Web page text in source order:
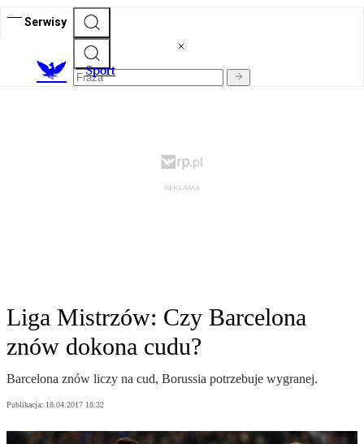
Serwisy
Sport
Liga Mistrzów: Czy Barcelona
znów dokona cudu?
Barcelona znów liczy na cud, Borussia potrzebuje wygranej.
Publikacja: 18.04.2017 18:32